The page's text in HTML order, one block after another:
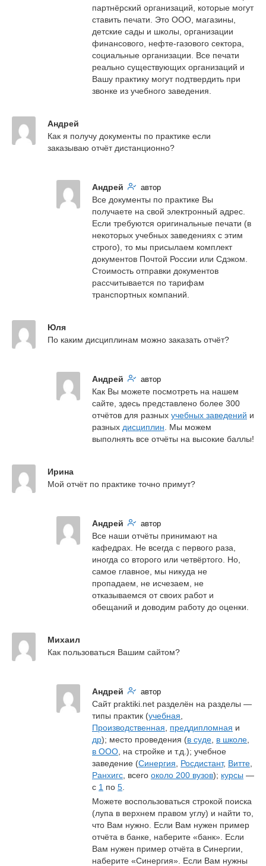
партнёрский организаций, которые могут
ставить печати. Это ООО, магазины,
детские сады и школы, организации
финансового, нефте-газового сектора,
социальные организации. Все печати
реально существующих организаций и
Вашу практику могут подтвердить при
звонке из учебного заведения.
Андрей
Как я получу документы по практике если
заказываю отчёт дистанционно?
Андрей автор
Все документы по практике Вы
получаете на свой электронный адрес.
Если требуются оригинальные печати (в
некоторых учебных заведениях с этим
строго), то мы присылаем комплект
документов Почтой России или Сдэком.
Стоимость отправки документов
рассчитывается по тарифам
транспортных компаний.
Юля
По каким дисциплинам можно заказать отчёт?
Андрей автор
Как Вы можете посмотреть на нашем
сайте, здесь представлено более 300
отчётов для разных учебных заведений и
разных дисциплин . Мы можем
выполнять все отчёты на высокие баллы!
Ирина
Мой отчёт по практике точно примут?
Андрей автор
Все наши отчёты принимают на
кафедрах. Не всегда с первого раза,
иногда со второго или четвёртого. Но,
самое главное, мы никуда не
пропадаем, не исчезаем, не
отказываемся от своих работ и
обещаний и доводим работу до оценки.
Михаил
Как пользоваться Вашим сайтом?
Андрей автор
Сайт praktiki.net разделён на разделы —
типы практик (учебная
Производственная
преддипломная
др); место проведения (в суде в школе
в ООО , на стройке и т.д.); учебное
заведение (Синергия Росдистант, Витте
Ранхигс , всего около 200 вузов); курсы —
с 1 по 5
Можете воспользоваться строкой поиска
(лупа в верхнем правом углу) и найти то,
что Вам нужно. Если Вам нужен пример
отчёта в банке, наберите «банк». Если
Вам нужен пример отчёта в Синергии,
наберите «Синергия». Если Вам нужны